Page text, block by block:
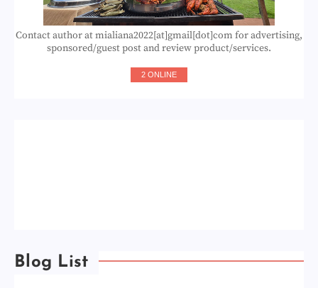
Contact author at mialiana2022[at]gmail[dot]com for advertising,
sponsored/guest post and review product/services.
2 ONLINE
Blog List